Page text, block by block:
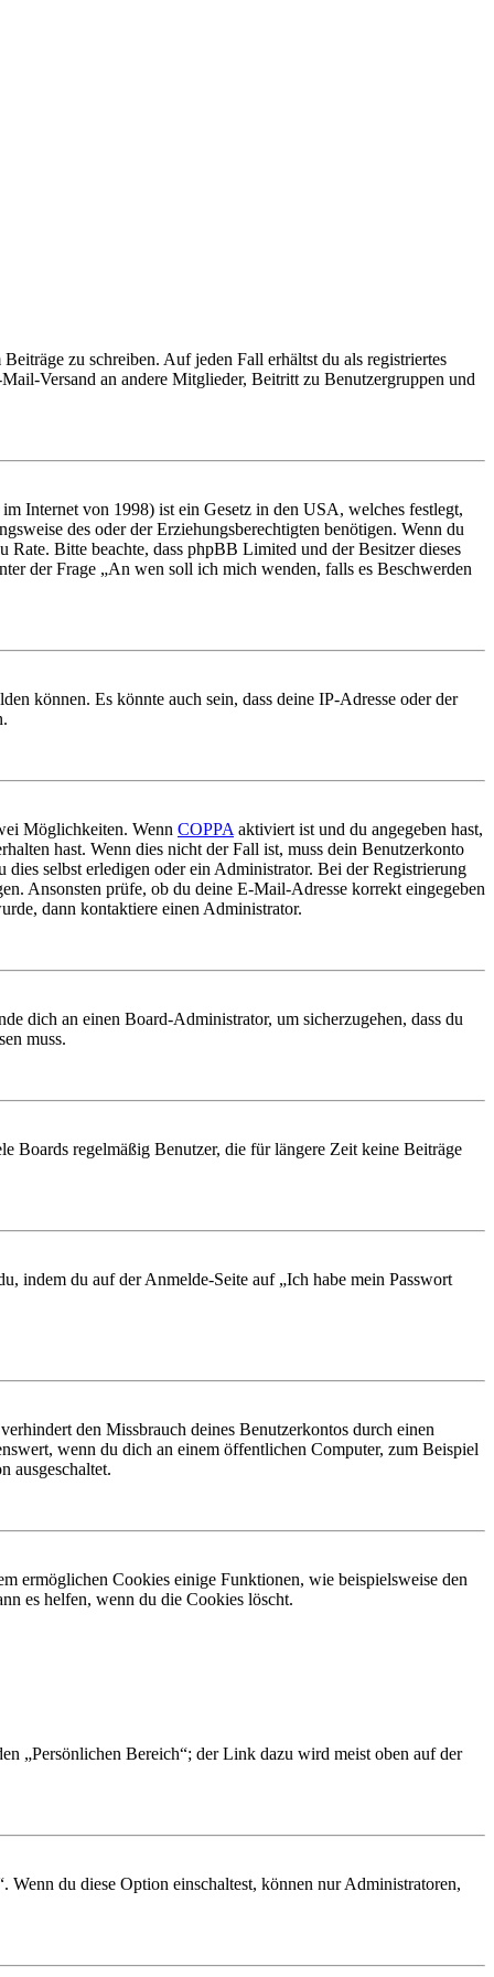
zu schreiben. Auf jeden Fall erhältst du als registriertes
Versand an andere Mitglieder, Beitritt zu Benutzergruppen und
Internet von 1998) ist ein Gesetz in den USA, welches festlegt,
des oder der Erziehungsberechtigten benötigen. Wenn du
Bitte beachte, dass phpBB Limited und der Besitzer dieses
der Frage „An wen soll ich mich wenden, falls es Beschwerden
können. Es könnte auch sein, dass deine IP-Adresse oder der
Möglichkeiten. Wenn COPPA aktiviert ist und du angegeben hast,
hast. Wenn dies nicht der Fall ist, muss dein Benutzerkonto
selbst erledigen oder ein Administrator. Bei der Registrierung
Ansonsten prüfe, ob du deine E-Mail-Adresse korrekt eingegeben
dann kontaktiere einen Administrator.
dich an einen Board-Administrator, um sicherzugehen, dass du
muss.
Boards regelmäßig Benutzer, die für längere Zeit keine Beiträge
indem du auf der Anmelde-Seite auf „Ich habe mein Passwort
den Missbrauch deines Benutzerkontos durch einen
wenn du dich an einem öffentlichen Computer, zum Beispiel
ausgeschaltet.
ermöglichen Cookies einige Funktionen, wie beispielsweise den
es helfen, wenn du die Cookies löscht.
„Persönlichen Bereich“; der Link dazu wird meist oben auf der
du diese Option einschaltest, können nur Administratoren,